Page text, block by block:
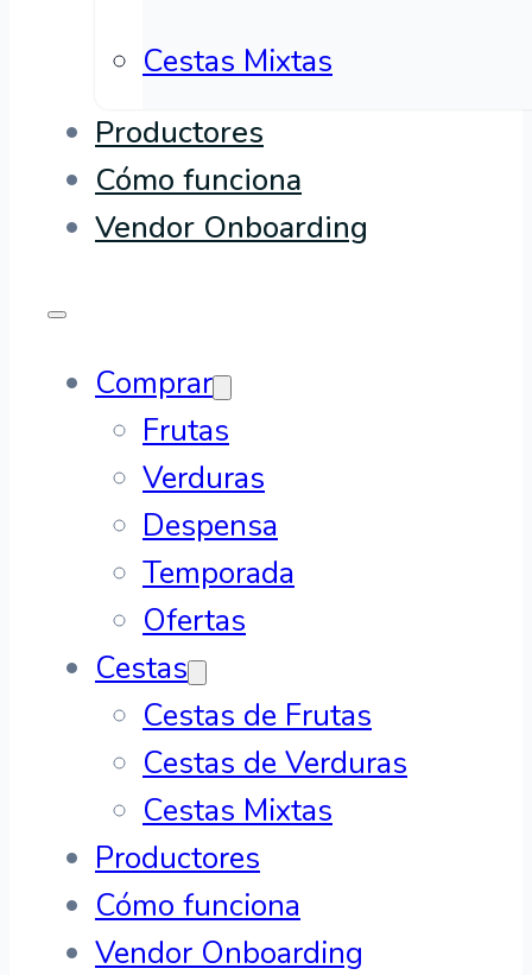
Cestas Mixtas
Productores
Cómo funciona
Vendor Onboarding
Comprar
Frutas
Verduras
Despensa
Temporada
Ofertas
Cestas
Cestas de Frutas
Cestas de Verduras
Cestas Mixtas
Productores
Cómo funciona
Vendor Onboarding